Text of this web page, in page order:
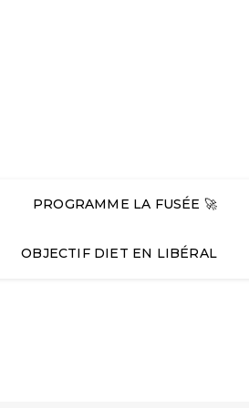
PROGRAMME LA FUSÉE 🚀
OBJECTIF DIET EN LIBÉRAL